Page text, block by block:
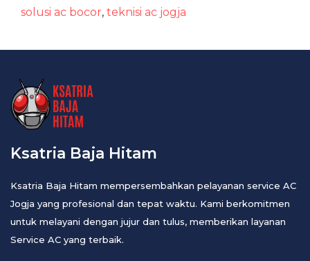
solusi ac bocor, teknisi ac jogja
Ksatria Baja Hitam
Ksatria Baja Hitam mempersembahkan pelayanan service AC
Jogja yang profesional dan tepat waktu. Kami berkomitmen
untuk melayani dengan jujur dan tulus, memberikan layanan
Service AC yang terbaik.